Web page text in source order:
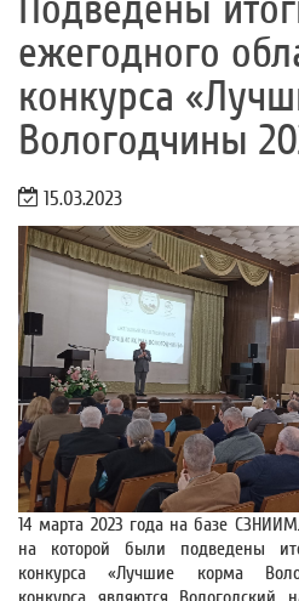
ежегодного
конкурса
Вологодчины
15.03.2023
14 марта 2023 года на базе
на которой были подведены
конкурса «Лучшие корма